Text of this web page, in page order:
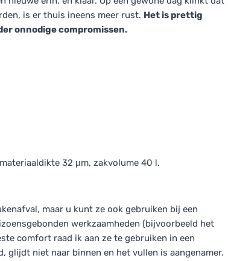
is er thuis ineens meer rust. Het is prettig
onnodige compromissen.
32 μm, zakvolume 40 l.
maar u kunt ze ook gebruiken bij een
werkzaamheden (bijvoorbeeld het
comfort raad ik aan ze te gebruiken in een
glijdt niet naar binnen en het vullen is aangenamer.